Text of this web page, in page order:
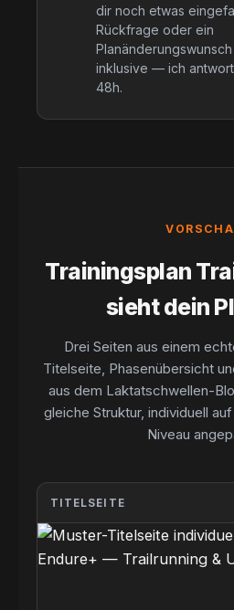
dir noch etwas
Rückfrage oder ein
inklusive — ich
48h.
Trainingsplan
sieht dein
Drei Seiten aus einem
Titelseite, Phasenübersicht
aus dem Laktatschwellen-
gleiche Struktur, individuell
Niveau
TITELSEITE